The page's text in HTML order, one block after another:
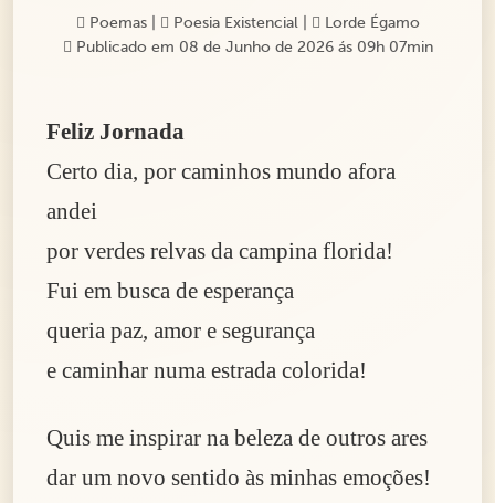
Poemas| Poesia Existencial|
Lorde Égamo
Publicado em 08 de Junho de 2026 ás 09h 07min
Feliz Jornada
Certo dia, por caminhos mundo afora
andei
por verdes relvas da campina florida!
Fui em busca de esperança
queria paz, amor e segurança
e caminhar numa estrada colorida!
Quis me inspirar na beleza de outros ares
dar um novo sentido às minhas emoções!